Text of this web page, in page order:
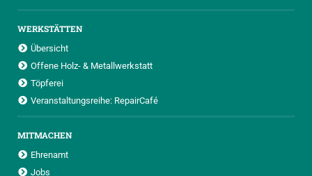
WERKSTÄTTEN
Übersicht
Offene Holz- & Metallwerkstatt
Töpferei
Veranstaltungsreihe: RepairCafé
MITMACHEN
Ehrenamt
Jobs